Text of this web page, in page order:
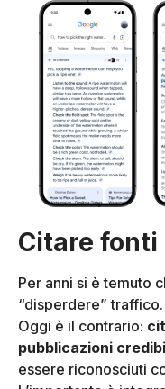
Citare
Per anni si è temuto
“disperdere” traffico.
Oggi è il contrario:
pubblicazioni
essere riconosciuti